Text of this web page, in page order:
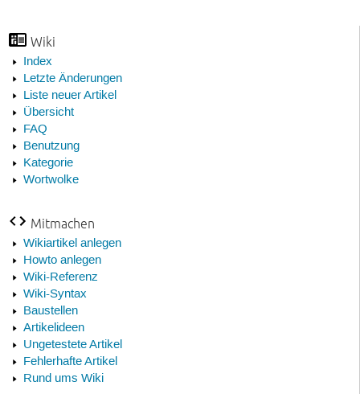
Wiki
Index
Letzte Änderungen
Liste neuer Artikel
Übersicht
FAQ
Benutzung
Kategorie
Wortwolke
Mitmachen
Wikiartikel anlegen
Howto anlegen
Wiki-Referenz
Wiki-Syntax
Baustellen
Artikelideen
Ungetestete Artikel
Fehlerhafte Artikel
Rund ums Wiki